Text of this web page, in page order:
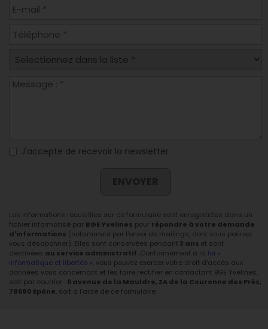
J'accepte de recevoir la newsletter
Les informations recueillies sur ce formulaire sont enregistrées dans un
fichier informatisé par BGE Yvelines pour répondre à votre demande
d'informations (notamment par l'envoi de mailings, dont vous pourrez
vous désabonner). Elles sont conservées pendant 3 ans et sont
destinées au service administratif. Conformément à la loi «
informatique et libertés » , vous pouvez exercer votre droit d'accès aux
données vous concernant et les faire rectifier en contactant BGE Yvelines,
soit par courrier :
6 avenue de la Mauldre, ZA de la Couronne des Prés,
78680 Epône , soit à l'aide de ce formulaire.